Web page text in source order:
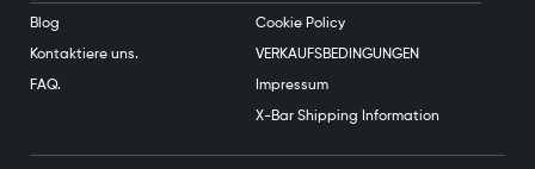
Blog
Kontaktiere uns.
FAQ.
Cookie Policy
VERKAUFSBEDINGUNGEN
Impressum
X-Bar Shipping Information